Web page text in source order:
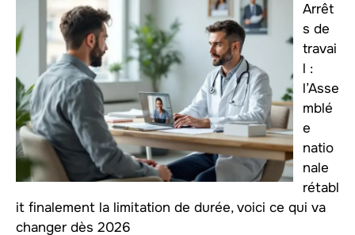
Arrêt
s de
travai
l :
l’Asse
mblé
e
natio
nale
rétabl
it finalement la limitation de durée, voici ce qui va
changer dès 2026